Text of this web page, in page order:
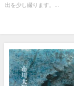
出を少し綴ります。...